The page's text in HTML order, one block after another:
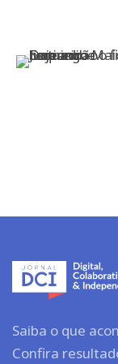
Saiba o que
Confira